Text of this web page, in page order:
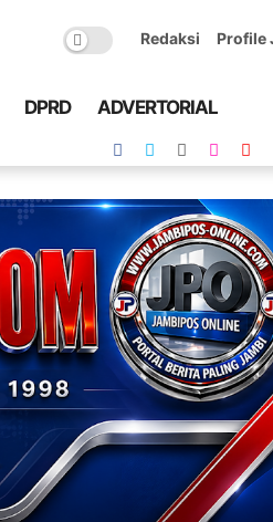
Redaksi Profile
DPRD ADVERTORIAL